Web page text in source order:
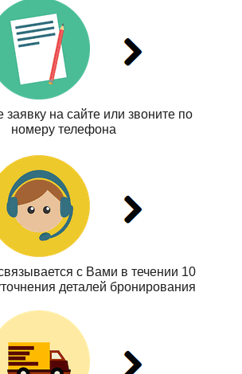
заявку на сайте или звоните по
номеру телефона
с Вами в течении 10
деталей бронирования